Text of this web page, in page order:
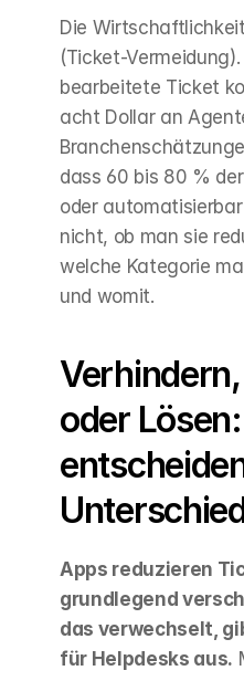
Die
(Ticket-
bearbeitete Ticket
acht Dollar an
dass 60 bis 80 %
oder
nicht, ob man sie
welche Kategorie
und womit.
oder
Apps reduzieren
grundlegend
das verwechselt,
für Helpdesks aus.